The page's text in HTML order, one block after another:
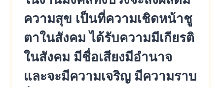
ความสุข เป็นที่ความเชิดหน้าชู
ตาในสังคม ได้รับความมีเกียรติ
ในสังคม มีชื่อเสียงมีอำนาจ
และจะมีความเจริญ มีความราบ